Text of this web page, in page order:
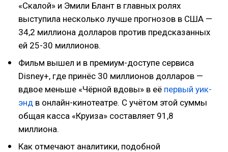
«Скалой» и Эмили Блант в главных ролях
выступила несколько лучше прогнозов в США —
34,2 миллиона долларов против предсказанных
ей 25-30 миллионов.
Фильм вышел и в премиум-доступе сервиса
Disney+, где принёс 30 миллионов долларов —
вдвое меньше «Чёрной вдовы» в её первый уик-
энд в онлайн-кинотеатре. С учётом этой суммы
общая касса «Круиза» составляет 91,8
миллиона.
Как отмечают аналитики, подобной